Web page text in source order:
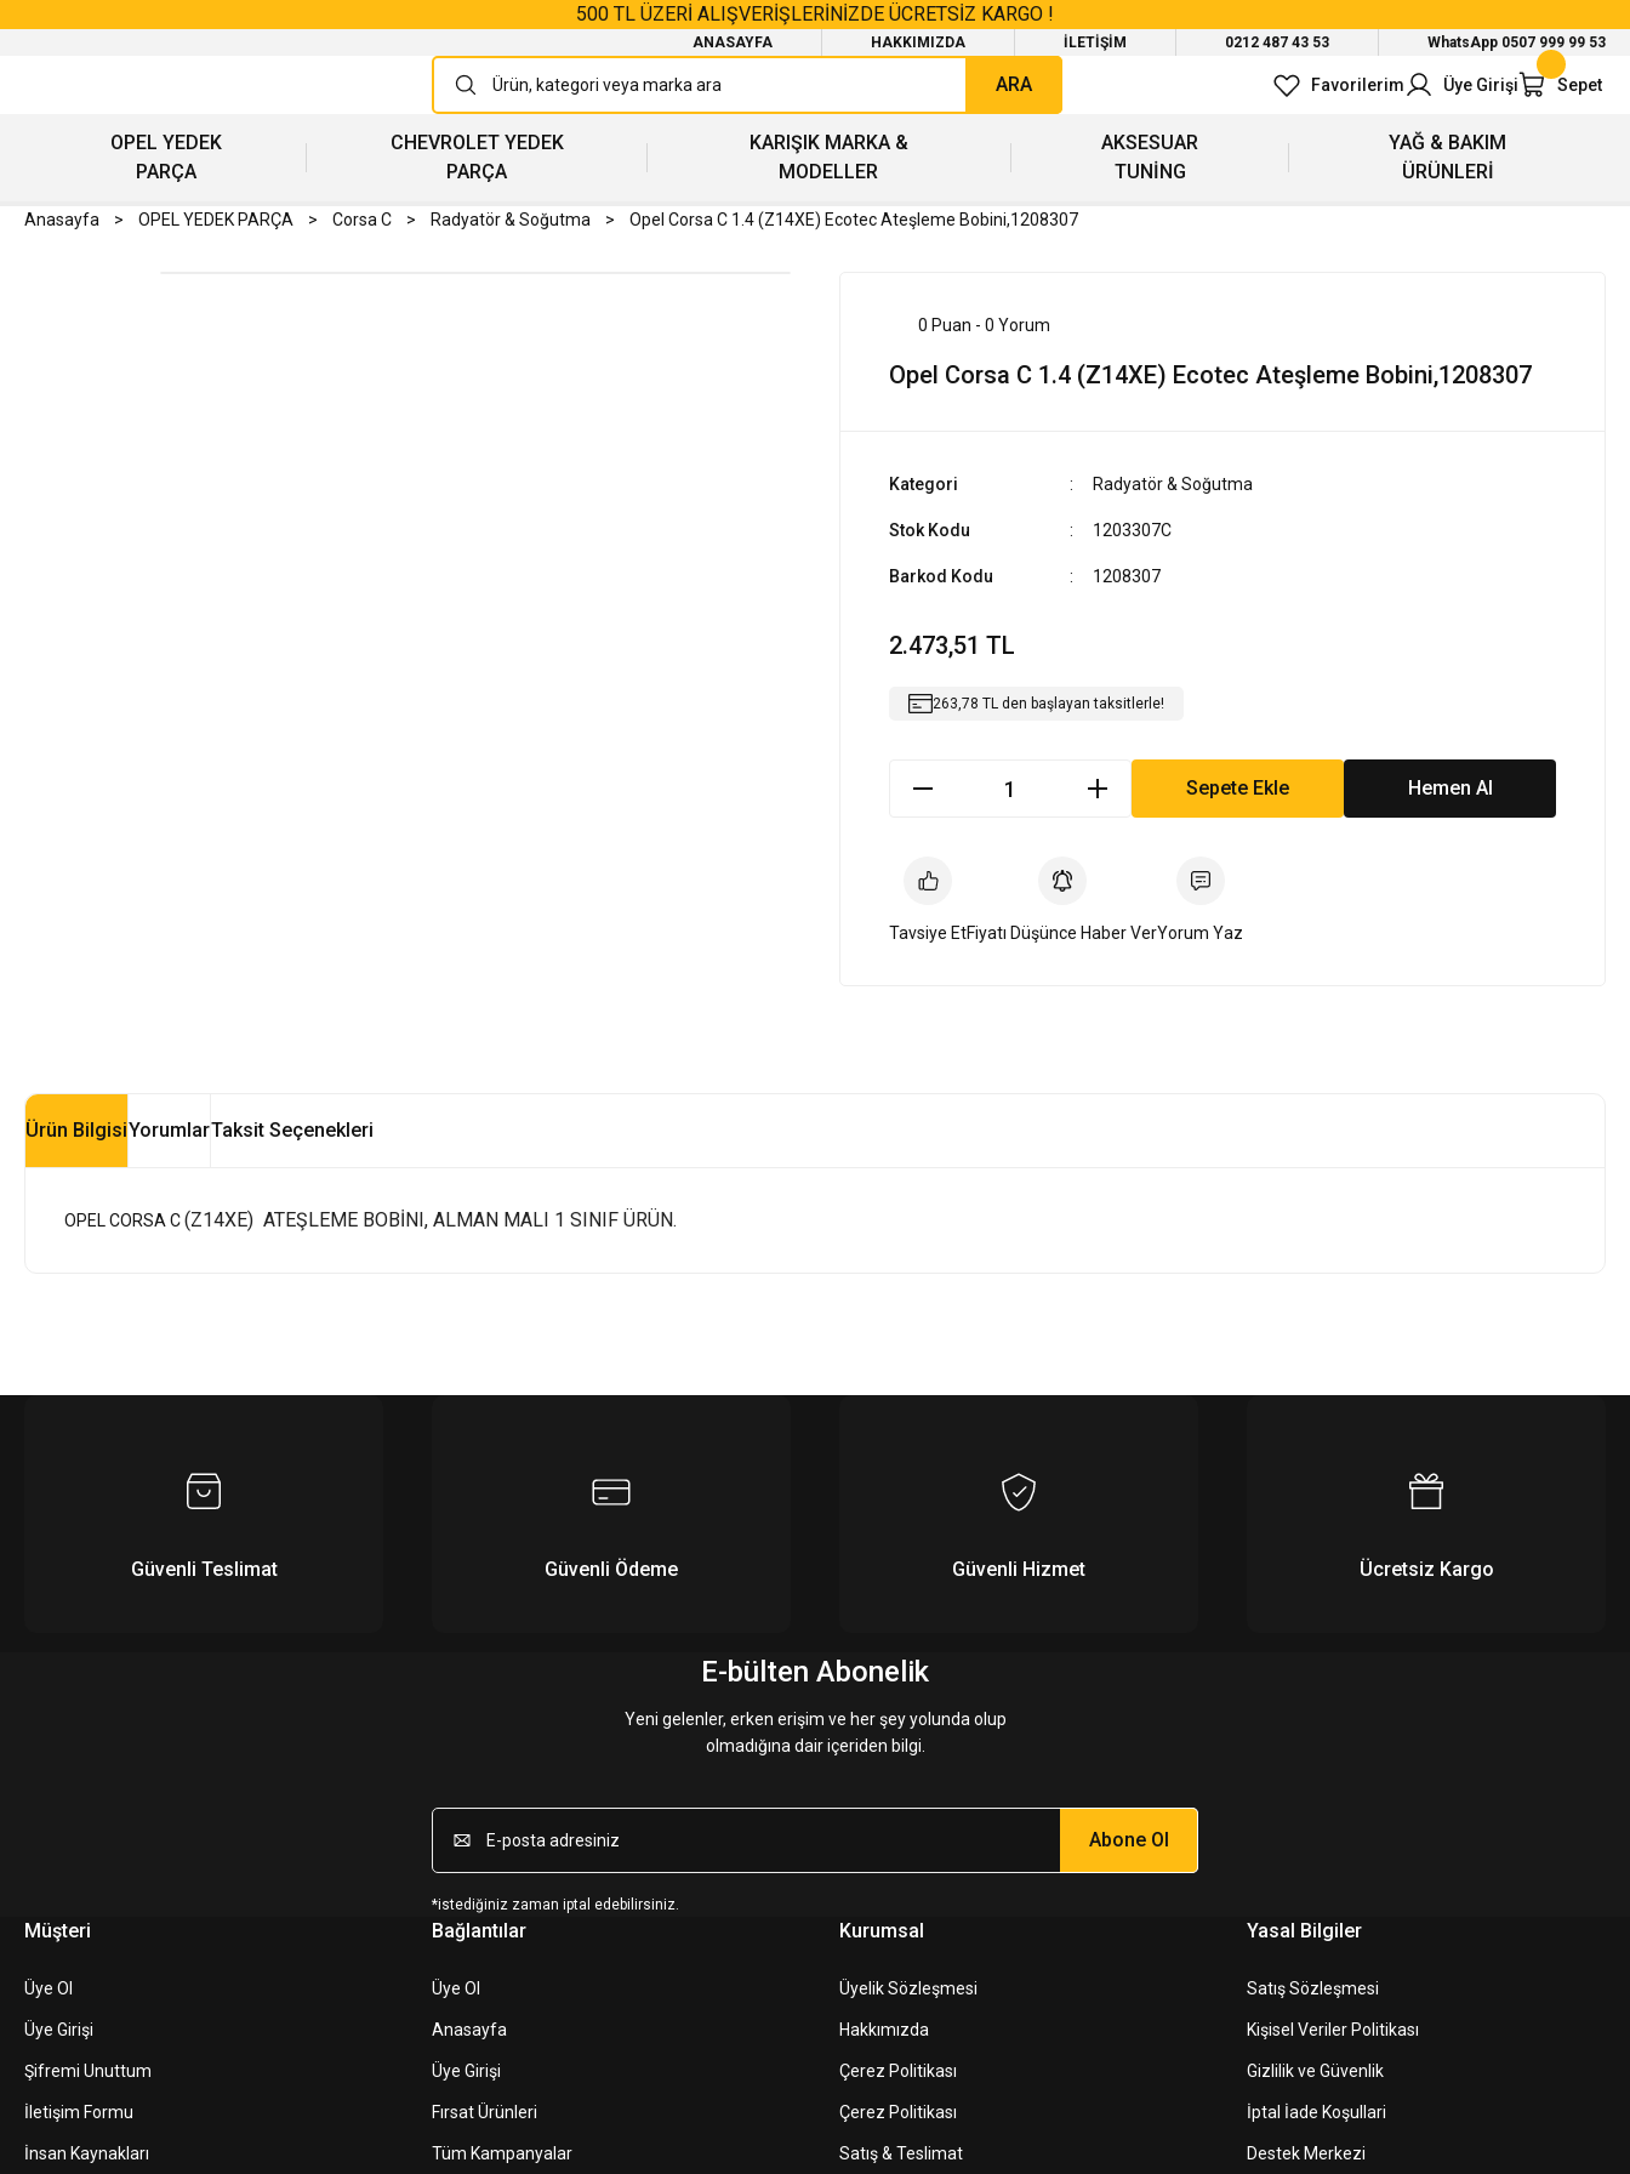
500 TL ÜZERİ ALIŞVERİŞLERİNİZDE ÜCRETSİZ KARGO !
ANASAYFA HAKKIMIZDA İLETİŞİM 0212 487 43 53 WhatsApp 0507 999 99 53
ARA Favorilerim Üye Girişi Sepet
OPEL YEDEK
PARÇA
CHEVROLET YEDEK
PARÇA
KARIŞIK MARKA &
MODELLER
AKSESUAR
TUNİNG
YAĞ & BAKIM
ÜRÜNLERİ
Anasayfa OPEL YEDEK PARÇA Corsa C Radyatör & Soğutma Opel Corsa C 1.4 (Z14XE) Ecotec Ateşleme Bobini,1208307
0 Puan - 0 Yorum
Opel Corsa C 1.4 (Z14XE) Ecotec Ateşleme Bobini,1208307
Kategori Radyatör & Soğutma
Stok Kodu 1203307C
Barkod Kodu 1208307
2.473,51 TL
263,78 TL den başlayan taksitlerle!
Sepete Ekle Hemen Al
Tavsiye EtFiyatı Düşünce Haber VerYorum Yaz
Ürün BilgisiYorumlarTaksit Seçenekleri
OPEL CORSA C(Z14XE) ATEŞLEME BOBİNI, ALMAN MALI 1 SINIF ÜRÜN.
Güvenli Teslimat Güvenli Ödeme Güvenli Hizmet Ücretsiz Kargo
E-bülten Abonelik
Yeni gelenler, erken erişim ve her şey yolunda olup
olmadığına dair içeriden bilgi.
Abone Ol
*istediğiniz zaman iptal edebilirsiniz.
Müşteri
Üye Ol
Üye Girişi
Şifremi Unuttum
İletişim Formu
İnsan Kaynakları
Bağlantılar
Üye Ol
Anasayfa
Üye Girişi
Fırsat Ürünleri
Tüm Kampanyalar
Kurumsal
Üyelik Sözleşmesi
Hakkımızda
Çerez Politikası
Çerez Politikası
Satış & Teslimat
Yasal Bilgiler
Satış Sözleşmesi
Kişisel Veriler Politikası
Gizlilik ve Güvenlik
İptal İade Koşullari
Destek Merkezi